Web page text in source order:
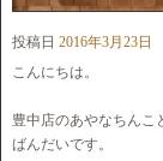
投稿日 2016年3月23日
こんにちは。
豊中店のあやなちんこ
ばんだいです。